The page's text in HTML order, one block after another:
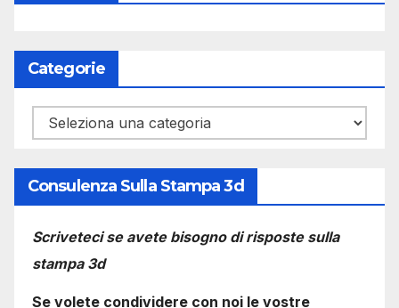
Categorie
Categorie
Consulenza Sulla Stampa 3d
Scriveteci se avete bisogno di risposte sulla
stampa 3d
Se volete condividere con noi le vostre